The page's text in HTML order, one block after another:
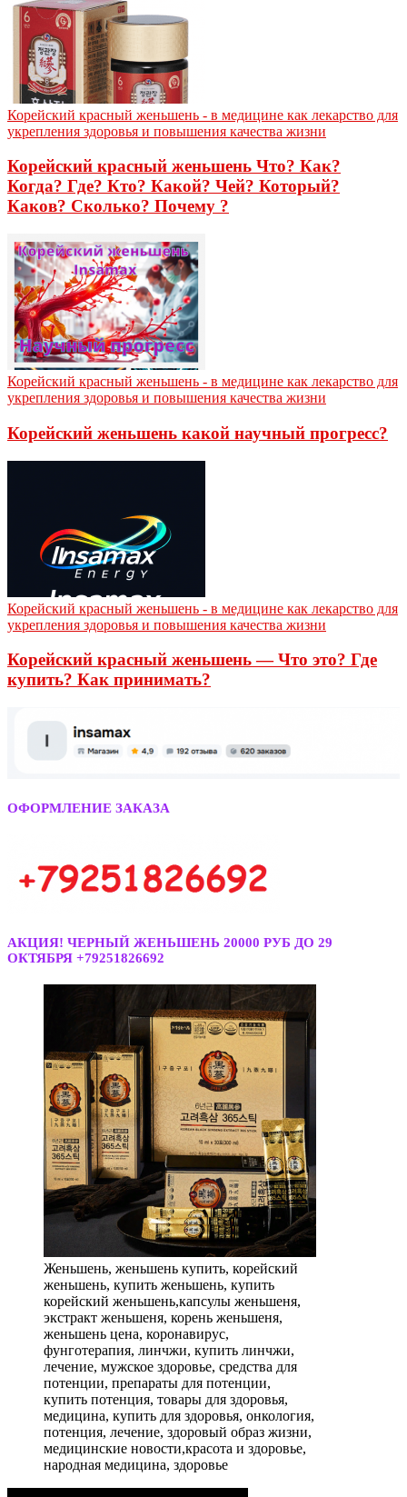
Корейский красный женьшень - в медицине как лекарство для
укрепления здоровья и повышения качества жизни
Корейский красный женьшень Что? Как?
Когда? Где? Кто? Какой? Чей? Который?
Каков? Сколько? Почему ?
Корейский красный женьшень - в медицине как лекарство для
укрепления здоровья и повышения качества жизни
Корейский женьшень какой научный прогресс?
Корейский красный женьшень - в медицине как лекарство для
укрепления здоровья и повышения качества жизни
Корейский красный женьшень — Что это? Где
купить? Как принимать?
ОФОРМЛЕНИЕ ЗАКАЗА
АКЦИЯ! ЧЕРНЫЙ ЖЕНЬШЕНЬ 20000 РУБ ДО 29
ОКТЯБРЯ +79251826692
Женьшень, женьшень купить, корейский
женьшень, купить женьшень, купить
корейский женьшень,капсулы женьшеня,
экстракт женьшеня, корень женьшеня,
женьшень цена, коронавирус,
фунготерапия, линчжи, купить линчжи,
лечение, мужское здоровье, средства для
потенции, препараты для потенции,
купить потенция, товары для здоровья,
медицина, купить для здоровья, онкология,
потенция, лечение, здоровый образ жизни,
медицинские новости,красота и здоровье,
народная медицина, здоровье